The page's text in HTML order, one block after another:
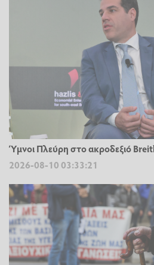
Ύμνοι Πλεύρη στο ακροδεξιό
2026-08-10 03:33:21